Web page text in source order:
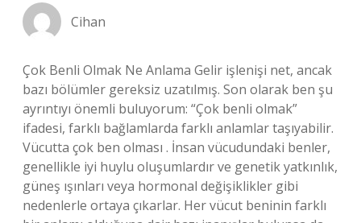
Cihan
Çok Benli Olmak Ne Anlama Gelir işlenişi net, ancak
bazı bölümler gereksiz uzatılmış. Son olarak ben şu
ayrıntıyı önemli buluyorum: “Çok benli olmak”
ifadesi, farklı bağlamlarda farklı anlamlar taşıyabilir.
Vücutta çok ben olması . İnsan vücudundaki benler,
genellikle iyi huylu oluşumlardır ve genetik yatkınlık,
güneş ışınları veya hormonal değişiklikler gibi
nedenlerle ortaya çıkarlar. Her vücut beninin farklı